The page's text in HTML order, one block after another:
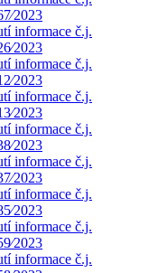
informace č.j.
informace č.j.
informace č.j.
informace č.j.
informace č.j.
informace č.j.
informace č.j.
informace č.j.